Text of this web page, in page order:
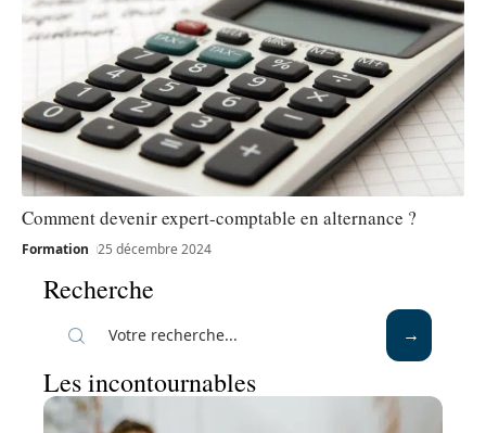
Comment devenir expert-comptable en alternance ?
Formation 25 décembre 2024
Recherche
Les incontournables